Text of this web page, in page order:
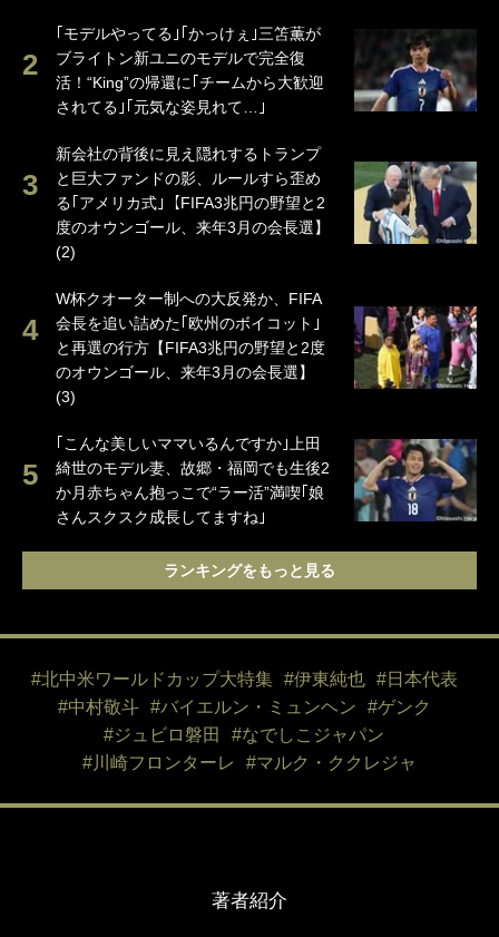
｢モデルやってる｣｢かっけぇ｣三笘薫が
ブライトン新ユニのモデルで完全復
活！“King”の帰還に｢チームから大歓迎
されてる｣｢元気な姿見れて…｣
新会社の背後に見え隠れするトランプ
と巨大ファンドの影、ルールすら歪め
る｢アメリカ式｣【FIFA3兆円の野望と2
度のオウンゴール、来年3月の会長選】
(2)
W杯クオーター制への大反発か、FIFA
会長を追い詰めた｢欧州のボイコット｣
と再選の行方【FIFA3兆円の野望と2度
のオウンゴール、来年3月の会長選】
(3)
｢こんな美しいママいるんですか｣上田
綺世のモデル妻、故郷・福岡でも生後2
か月赤ちゃん抱っこで“ラー活”満喫｢娘
さんスクスク成長してますね｣
ランキングをもっと見る
#北中米ワールドカップ大特集 #伊東純也
#日本代表
#中村敬斗
#バイエルン・ミュンヘン
#ゲンク
#ジュビロ磐田
#なでしこジャパン
#川崎フロンターレ
#マルク・ククレジャ
著者紹介